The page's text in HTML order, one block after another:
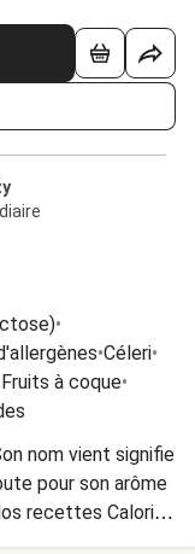
•
•Céleri•
Fruits à coque•
nom vient signifie
pour son arôme
recettes Calorie
et moins de